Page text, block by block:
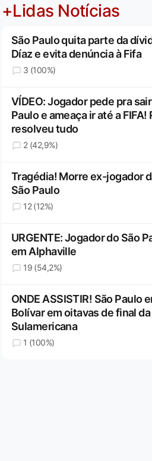
+Lidas Notícias
São Paulo quita parte da
Díaz e evita denúncia à Fifa
3 (100%)
VÍDEO: Jogador pede pra
Paulo e ameaça ir até a FIFA!
resolveu tudo
2 (42,9%)
Tragédia! Morre ex-jogador
São Paulo
12 (12%)
URGENTE: Jogador do São
em Alphaville
19 (54,2%)
ONDE ASSISTIR! São Paulo
Bolívar em oitavas de final da
Sulamericana
1 (100%)